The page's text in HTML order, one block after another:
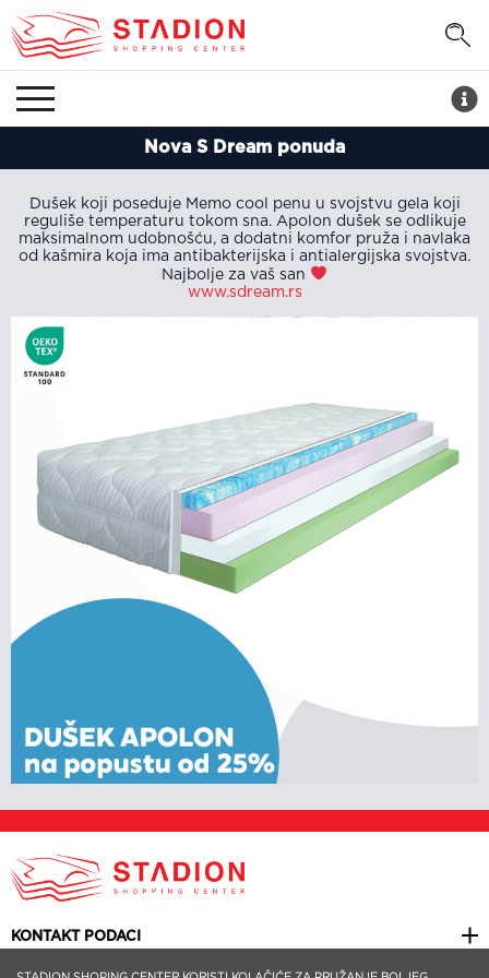
Nova S Dream ponuda
Dušek koji poseduje Memo cool penu u svojstvu gela koji
reguliše temperaturu tokom sna. Apolon dušek se odlikuje
maksimalnom udobnošću, a dodatni komfor pruža i navlaka
od kašmira koja ima antibakterijska i antialergijska svojstva.
Najbolje za vaš san
www.sdream.rs
KONTAKT PODACI